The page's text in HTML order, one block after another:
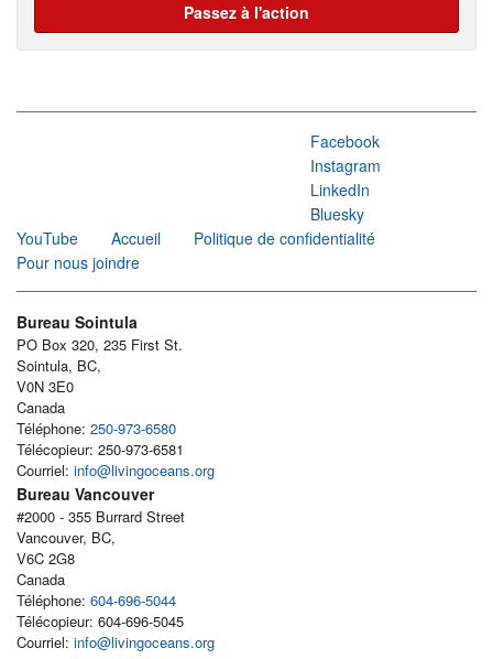
Passez à l'action
Facebook
Instagram
LinkedIn
Bluesky
YouTube
Accueil
Politique de confidentialité
Pour nous joindre
Bureau Sointula
PO Box 320, 235 First St.
Sointula, BC,
V0N 3E0
Canada
Téléphone: 250-973-6580
Télécopieur: 250-973-6581
Courriel: info@livingoceans.org
Bureau Vancouver
#2000 - 355 Burrard Street
Vancouver, BC,
V6C 2G8
Canada
Téléphone: 604-696-5044
Télécopieur: 604-696-5045
Courriel: info@livingoceans.org